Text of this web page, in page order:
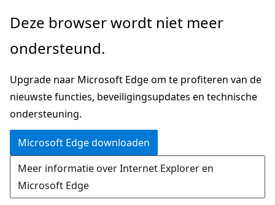
Naar
gaan
Deze browser wordt niet meer
ondersteund.
Upgrade naar Microsoft Edge om te profiteren van de
nieuwste functies, beveiligingsupdates en technische
ondersteuning.
Microsoft Edge downloaden
Meer informatie over Internet Explorer en
Microsoft Edge